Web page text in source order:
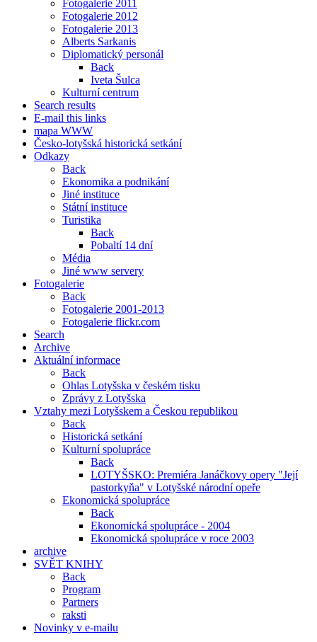
Fotogalerie 2011
Fotogalerie 2012
Fotogalerie 2013
Alberts Sarkanis
Diplomatický personál
Back
Iveta Šulca
Kulturní centrum
Search results
E-mail this links
mapa WWW
Česko-lotyšská historická setkání
Odkazy
Back
Ekonomika a podnikání
Jiné instituce
Státní instituce
Turistika
Back
Pobaltí 14 dní
Média
Jiné www servery
Fotogalerie
Back
Fotogalerie 2001-2013
Fotogalerie flickr.com
Search
Archive
Aktuální informace
Back
Ohlas Lotyšska v českém tisku
Zprávy z Lotyšska
Vztahy mezi Lotyšskem a Českou republikou
Back
Historická setkání
Kulturní spolupráce
Back
LOTYŠSKO: Premiéra Janáčkovy opery "Její
pastorkyňa" v Lotyšské národní opeře
Ekonomická spolupráce
Back
Ekonomická spolupráce - 2004
Ekonomická spolupráce v roce 2003
archive
SVĚT KNIHY
Back
Program
Partners
raksti
Novinky v e-mailu